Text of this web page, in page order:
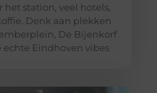
het station, veel hotels,
Denk aan plekken
De Bijenkorf
echte Eindhoven vibes